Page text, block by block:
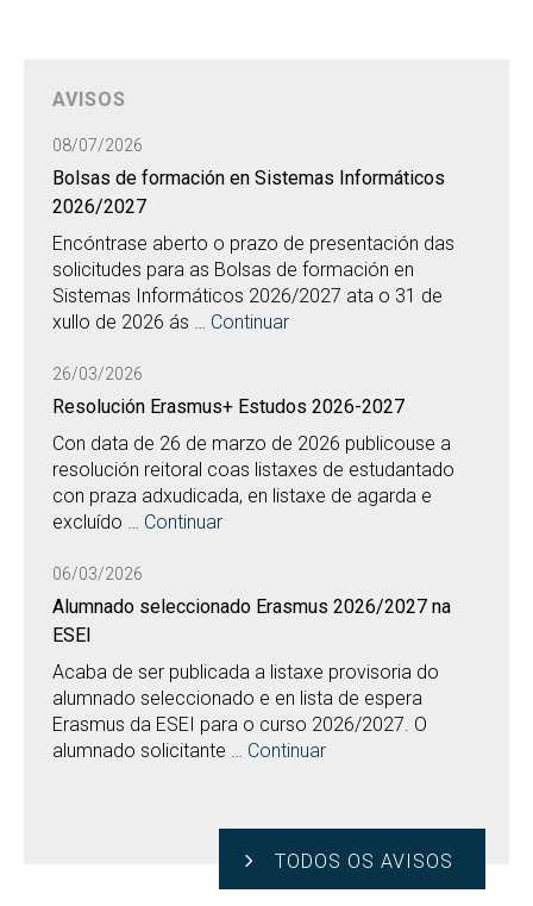
AVISOS
08/07/2026
Bolsas de formación en Sistemas Informáticos
2026/2027
Encóntrase aberto o prazo de presentación das
solicitudes para as Bolsas de formación en
Sistemas Informáticos 2026/2027 ata o 31 de
xullo de 2026 ás … Continuar
26/03/2026
Resolución Erasmus+ Estudos 2026-2027
Con data de 26 de marzo de 2026 publicouse a
resolución reitoral coas listaxes de estudantado
con praza adxudicada, en listaxe de agarda e
excluído … Continuar
06/03/2026
Alumnado seleccionado Erasmus 2026/2027 na
ESEI
Acaba de ser publicada a listaxe provisoria do
alumnado seleccionado e en lista de espera
Erasmus da ESEI para o curso 2026/2027. O
alumnado solicitante … Continuar
TODOS OS AVISOS